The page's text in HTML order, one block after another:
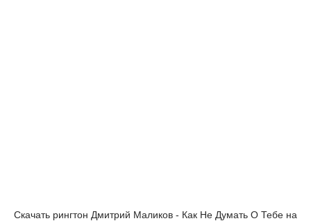
Скачать рингтон Дмитрий Маликов - Как Не Думать О Тебе на